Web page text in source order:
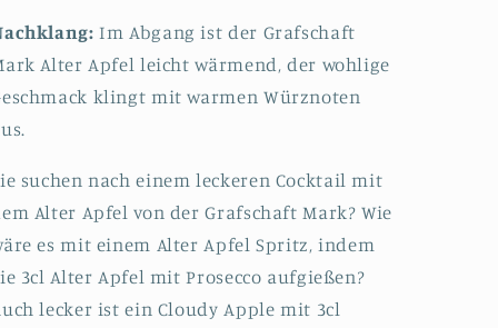
Im Abgang ist der Grafschaft
Alter Apfel leicht wärmend, der wohlige
klingt mit warmen Würznoten
suchen nach einem leckeren Cocktail mit
Alter Apfel von der Grafschaft Mark? Wie
es mit einem Alter Apfel Spritz, indem
3cl Alter Apfel mit Prosecco aufgießen?
lecker ist ein Cloudy Apple mit 3cl